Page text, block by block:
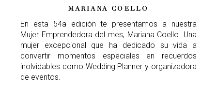
MARIANA COELLO
En esta 54a edición te presentamos a nuestra
Mujer Emprendedora del mes, Mariana Coello. Una
mujer excepcional que ha dedicado su vida a
convertir momentos especiales en recuerdos
inolvidables como Wedding Planner y organizadora
de eventos.